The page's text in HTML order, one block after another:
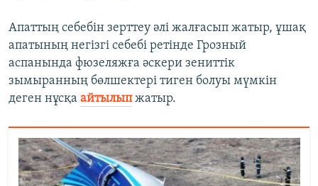
Апаттың себебін зерттеу әлі жалғасып жатыр, ұшақ
апатының негізгі себебі ретінде Грозный
аспанында фюзеляжға әскери зениттік
зымыранның бөлшектері тиген болуы мүмкін
деген нұсқа айтылыпжатыр.